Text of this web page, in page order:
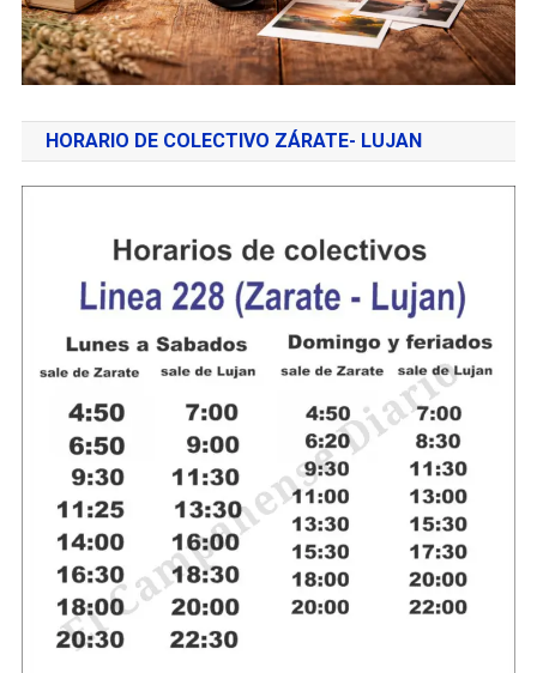
HORARIO DE COLECTIVO ZÁRATE- LUJAN